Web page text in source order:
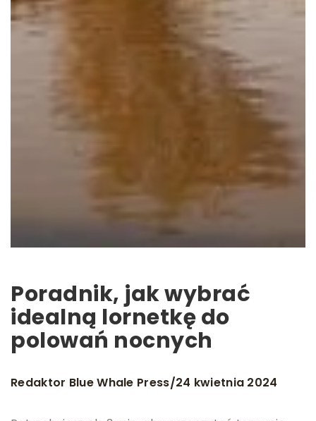
Poradnik, jak wybrać
idealną lornetkę do
polowań nocnych
Redaktor Blue Whale Press/24 kwietnia 2024